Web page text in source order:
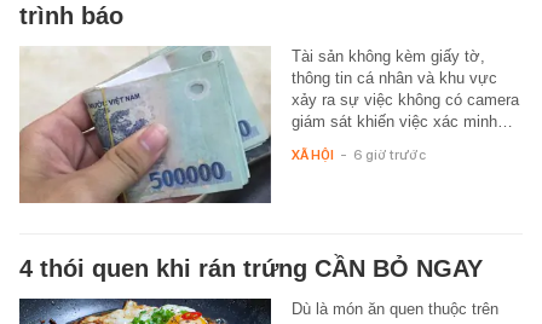
trình báo
Tài sản không kèm giấy tờ,
thông tin cá nhân và khu vực
xảy ra sự việc không có camera
giám sát khiến việc xác minh…
XÃ HỘI - 6 giờ trước
4 thói quen khi rán trứng CẦN BỎ NGAY
Dù là món ăn quen thuộc trên